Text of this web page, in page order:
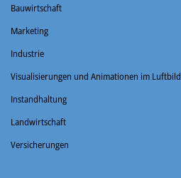
Bauwirtschaft
Marketing
Industrie
Visualisierungen und Animationen im Luftbild
Instandhaltung
Landwirtschaft
Versicherungen